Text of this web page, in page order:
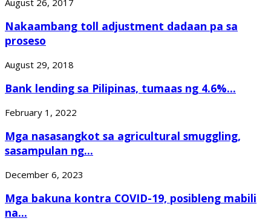
Nakaambang toll adjustment dadaan pa sa
proseso
August 29, 2018
Bank lending sa Pilipinas, tumaas ng 4.6%...
February 1, 2022
Mga nasasangkot sa agricultural smuggling,
sasampulan ng...
December 6, 2023
Mga bakuna kontra COVID-19, posibleng mabili
na...